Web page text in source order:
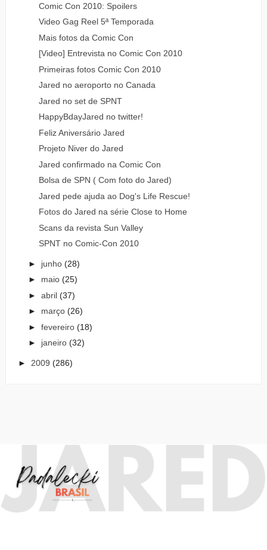
Comic Con 2010: Spoilers
Video Gag Reel 5ª Temporada
Mais fotos da Comic Con
[Video] Entrevista no Comic Con 2010
Primeiras fotos Comic Con 2010
Jared no aeroporto no Canada
Jared no set de SPNT
HappyBdayJared no twitter!
Feliz Aniversário Jared
Projeto Niver do Jared
Jared confirmado na Comic Con
Bolsa de SPN ( Com foto do Jared)
Jared pede ajuda ao Dog's Life Rescue!
Fotos do Jared na série Close to Home
Scans da revista Sun Valley
SPNT no Comic-Con 2010
► junho (28)
► maio (25)
► abril (37)
► março (26)
► fevereiro (18)
► janeiro (32)
► 2009 (286)